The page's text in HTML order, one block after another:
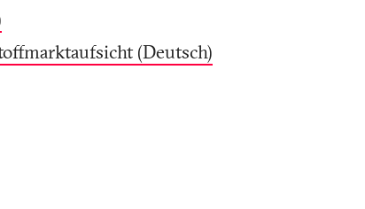
(Deutsch)